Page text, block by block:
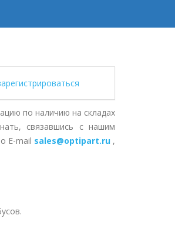
по наличию на складах
связавшись с нашим
E-mail sales@optipart.ru ,